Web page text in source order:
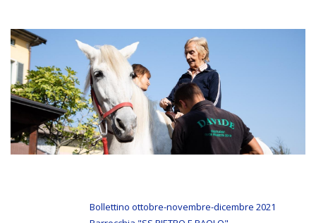
Bollettino ottobre-novembre-dicembre 2021